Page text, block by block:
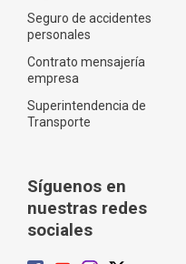
Seguro de accidentes
personales
Contrato mensajería
empresa
Superintendencia de
Transporte
Síguenos en
nuestras redes
sociales